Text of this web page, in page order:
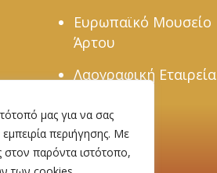
μας για να σας
περιήγησης. Με
στον παρόντα ιστότοπο,
Ευρωπαϊκό Μουσείο
Άρτου
Λαογραφική Εταιρεία